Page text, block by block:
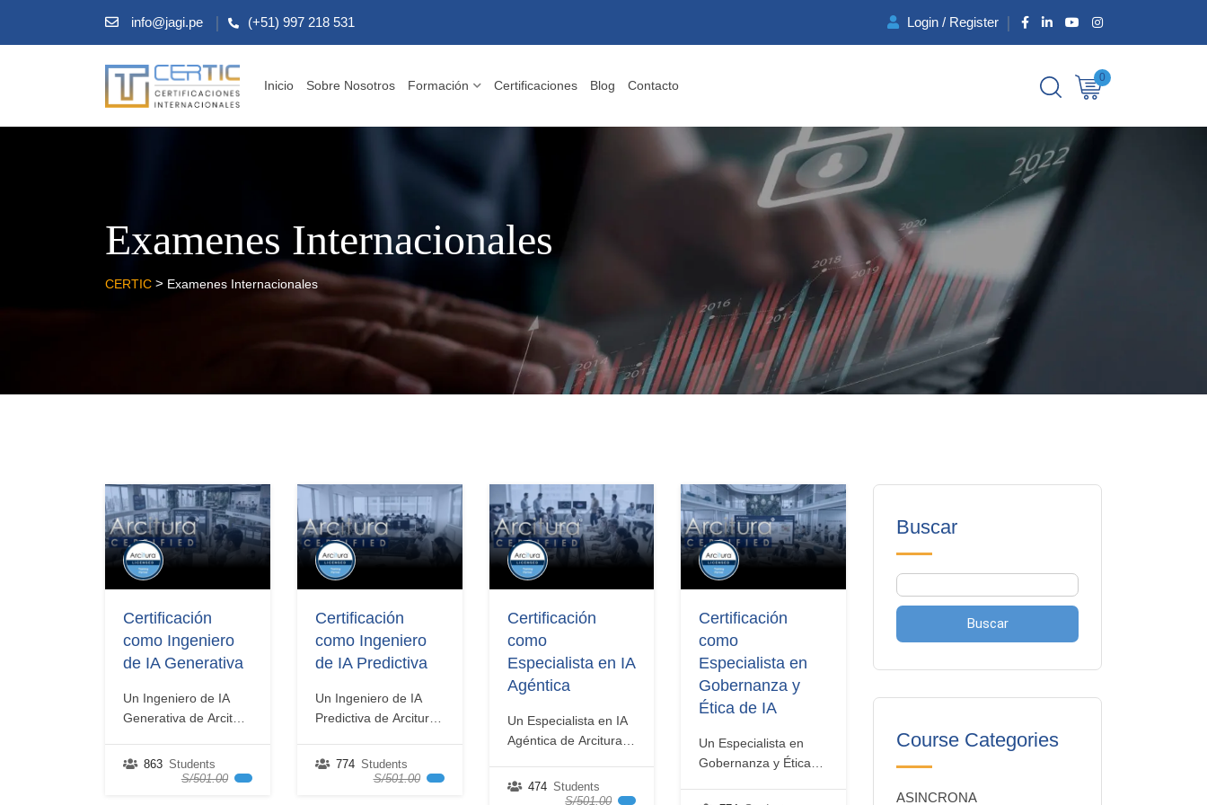
info@jagi.pe (+51) 997 218 531 Login / Register
Inicio Sobre Nosotros Formación Certificaciones Blog Contacto
0
Examenes Internacionales
CERTIC > Examenes Internacionales
Certificación
como Ingeniero
de IA Generativa
Un Ingeniero de IA
Generativa de Arcitura
tiene conocimientos
demostrados de las
863 Students
S/501.00
Certificación
como Ingeniero
de IA Predictiva
Un Ingeniero de IA
Predictiva de Arcitura
conocimientos
demostrados de las
774 Students
S/501.00
Certificación
como
Especialista en IA
Agéntica
Un Especialista en IA
Agéntica de Arcitura
comprende
los principios, las
474 Students
S/501.00
Certificación
como
Especialista en
Gobernanza y
Ética de IA
Un Especialista en
Gobernanza y Ética
Education Inc. tiene
Buscar
Buscar
Course Categories
ASINCRONA